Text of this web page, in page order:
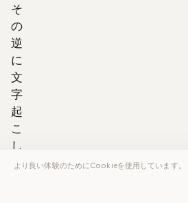
そ
の
逆
に
文
字
起
こ
し
を
より良い体験のためにCookieを使用しています。